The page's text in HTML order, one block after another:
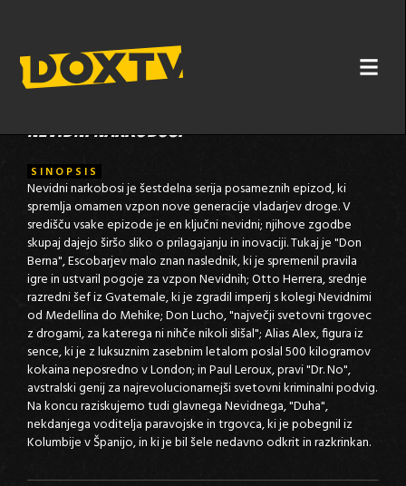
NEVIDNI NARKOBOSI
SINOPSIS
Nevidni narkobosi je šestdelna serija posameznih epizod, ki
spremlja omamen vzpon nove generacije vladarjev droge. V
središču vsake epizode je en ključni nevidni; njihove zgodbe
skupaj dajejo širšo sliko o prilagajanju in inovaciji. Tukaj je "Don
Berna", Escobarjev malo znan naslednik, ki je spremenil pravila
igre in ustvaril pogoje za vzpon Nevidnih; Otto Herrera, srednje
razredni šef iz Gvatemale, ki je zgradil imperij s kolegi Nevidnimi
od Medellina do Mehike; Don Lucho, "največji svetovni trgovec
z drogami, za katerega ni nihče nikoli slišal"; Alias Alex, figura iz
sence, ki je z luksuznim zasebnim letalom poslal 500 kilogramov
kokaina neposredno v London; in Paul Leroux, pravi "Dr. No",
avstralski genij za najrevolucionarnejši svetovni kriminalni podvig.
Na koncu raziskujemo tudi glavnega Nevidnega, "Duha",
nekdanjega voditelja paravojske in trgovca, ki je pobegnil iz
Kolumbije v Španijo, in ki je bil šele nedavno odkrit in razkrinkan.